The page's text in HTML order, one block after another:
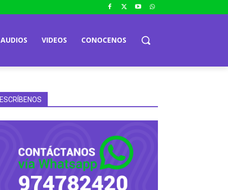
AUDIOS VIDEOS CONOCENOS
ESCRÍBENOS